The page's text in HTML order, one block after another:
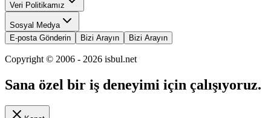
Veri Politikamız
Sosyal Medya
E-posta Gönderin
Bizi Arayın Bizi Arayın
Copyright © 2006 - 2026 isbul.net
Sana özel bir iş deneyimi için çalışıyoruz.